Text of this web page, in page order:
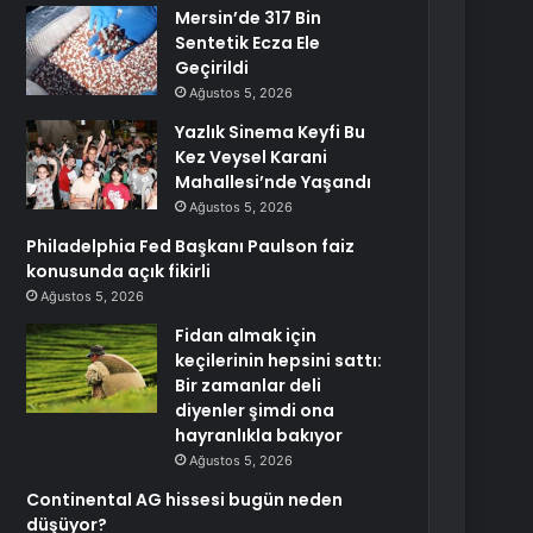
Mersin’de 317 Bin
Sentetik Ecza Ele
Geçirildi
Ağustos 5, 2026
Yazlık Sinema Keyfi Bu
Kez Veysel Karani
Mahallesi’nde Yaşandı
Ağustos 5, 2026
Philadelphia Fed Başkanı Paulson faiz
konusunda açık fikirli
Ağustos 5, 2026
Fidan almak için
keçilerinin hepsini sattı:
Bir zamanlar deli
diyenler şimdi ona
hayranlıkla bakıyor
Ağustos 5, 2026
Continental AG hissesi bugün neden
düşüyor?